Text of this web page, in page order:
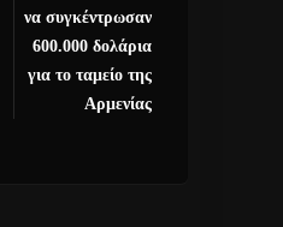
να συγκέντρωσαν
600.000 δολάρια
για το ταμείο της
Αρμενίας